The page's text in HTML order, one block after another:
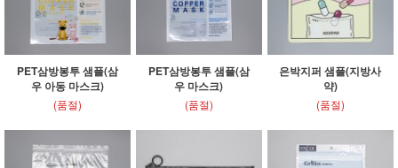
PET삼방봉투 샘플(삼
우 아동 마스크)
(품절)
PET삼방봉투 샘플(삼
우 마스크)
(품절)
은박지퍼 샘플(지방사
약)
(품절)